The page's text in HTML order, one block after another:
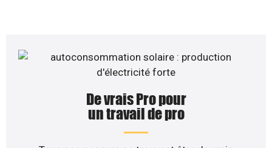
De vrais Pro pour
un travail de pro